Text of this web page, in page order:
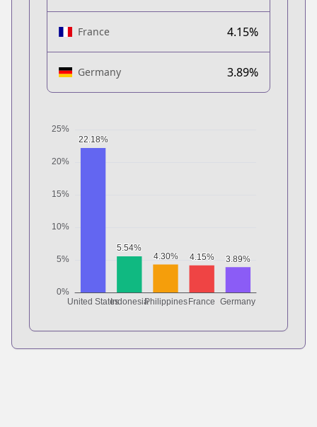
France 4.15%
Germany 3.89%